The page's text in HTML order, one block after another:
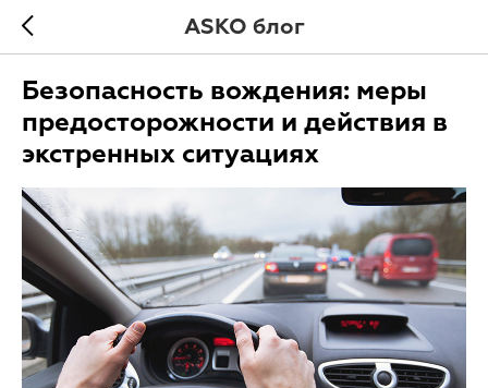
ASKO блог
Безопасность вождения: меры
предосторожности и действия в
экстренных ситуациях